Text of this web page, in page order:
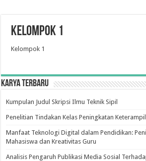
Kelompok 1
Kelompok 1
Karya Terbaru
Kumpulan Judul Skripsi Ilmu Teknik Sipil
Penelitian Tindakan Kelas Peningkatan
Manfaat Teknologi Digital dalam Pendidikan:
Mahasiswa dan Kreativitas Guru
Analisis Pengaruh Publikasi Media Sosial